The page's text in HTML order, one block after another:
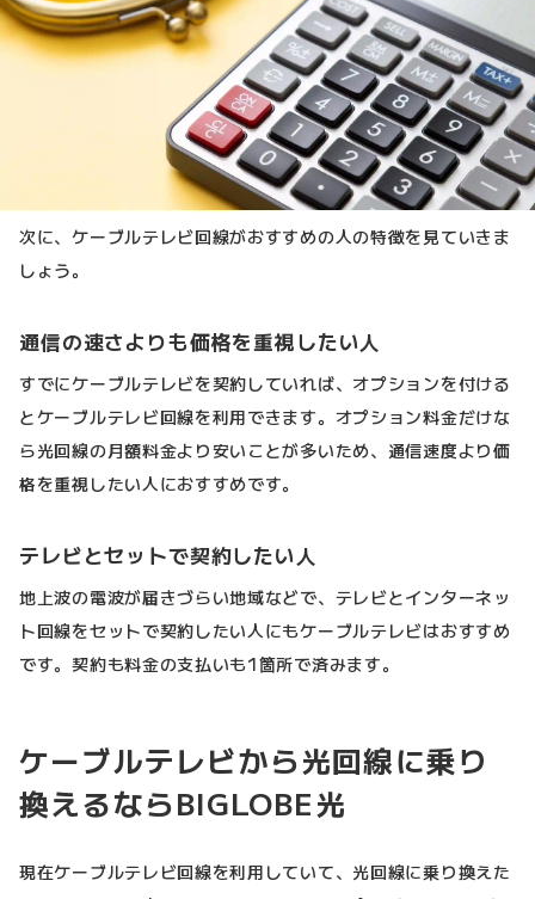
次に、ケーブルテレビ回線がおすすめの人の特徴を見ていきま
しょう。
通信の速さよりも価格を重視したい人
すでにケーブルテレビを契約していれば、オプションを付ける
とケーブルテレビ回線を利用できます。オプション料金だけな
ら光回線の月額料金より安いことが多いため、通信速度より価
格を重視したい人におすすめです。
テレビとセットで契約したい人
地上波の電波が届きづらい地域などで、テレビとインターネッ
ト回線をセットで契約したい人にもケーブルテレビはおすすめ
です。契約も料金の支払いも1箇所で済みます。
ケーブルテレビから光回線に乗り
換えるならBIGLOBE光
現在ケーブルテレビ回線を利用していて、光回線に乗り換えた